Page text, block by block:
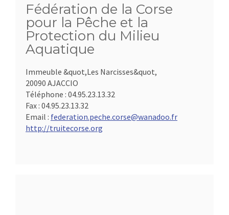
Fédération de la Corse
pour la Pêche et la
Protection du Milieu
Aquatique
Immeuble &quot,Les Narcisses&quot,
20090 AJACCIO
Téléphone : 04.95.23.13.32
Fax : 04.95.23.13.32
Email : federation.peche.corse@wanadoo.fr
http://truitecorse.org